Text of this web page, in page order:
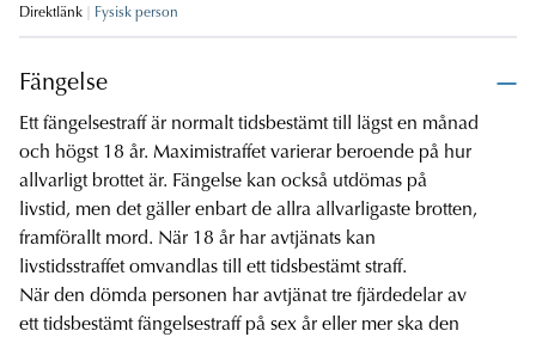
Direktlänk Fysisk person
Fängelse
Ett fängelsestraff är normalt tidsbestämt till lägst en månad
och högst 18 år. Maximistraffet varierar beroende på hur
allvarligt brottet är. Fängelse kan också utdömas på
livstid, men det gäller enbart de allra allvarligaste brotten,
framförallt mord. När 18 år har avtjänats kan
livstidsstraffet omvandlas till ett tidsbestämt straff.
När den dömda personen har avtjänat tre fjärdedelar av
ett tidsbestämt fängelsestraff på sex år eller mer ska den